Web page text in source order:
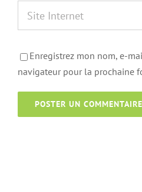
Enregistrez mon nom, e-
navigateur pour la prochaine